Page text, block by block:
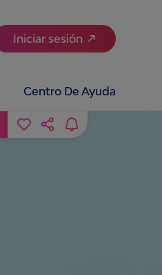
Iniciar sesión
Centro De Ayuda